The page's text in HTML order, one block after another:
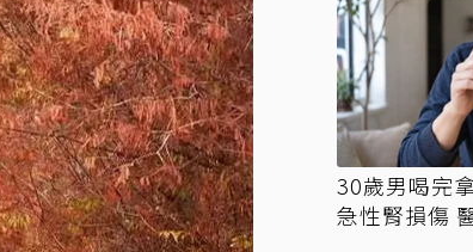
30歲男喝完
急性腎損傷